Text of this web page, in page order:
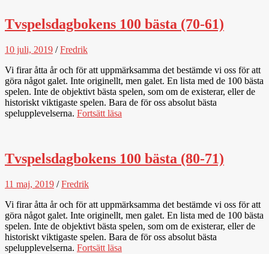
Tvspelsdagbokens 100 bästa (70-61)
10 juli, 2019 /Fredrik
Vi firar åtta år och för att uppmärksamma det bestämde vi oss för att
göra något galet. Inte originellt, men galet. En lista med de 100 bästa
spelen. Inte de objektivt bästa spelen, som om de existerar, eller de
historiskt viktigaste spelen. Bara de för oss absolut bästa
spelupplevelserna. Fortsätt läsa
Tvspelsdagbokens 100 bästa (80-71)
11 maj, 2019 /Fredrik
Vi firar åtta år och för att uppmärksamma det bestämde vi oss för att
göra något galet. Inte originellt, men galet. En lista med de 100 bästa
spelen. Inte de objektivt bästa spelen, som om de existerar, eller de
historiskt viktigaste spelen. Bara de för oss absolut bästa
spelupplevelserna. Fortsätt läsa